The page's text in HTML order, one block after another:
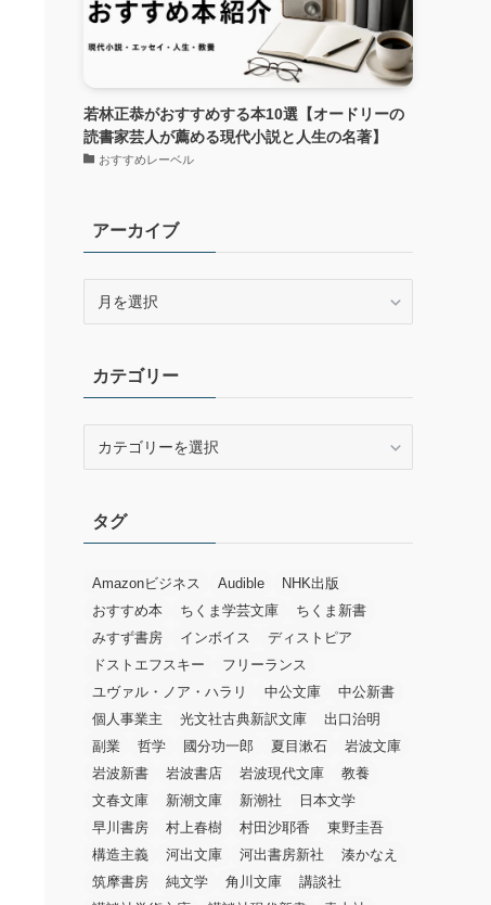
若林正恭がおすすめする本10選【オードリーの
読書家芸人が薦める現代小説と人生の名著】
おすすめレーベル
アーカイブ
ブカテゴリー
ータグ
Amazonビジネス Audible
NHK出版
おすすめ本
ちくま学芸文庫
ちくま新書
みすず書房
インボイス
ディストピア
ドストエフスキー
フリーランス
ユヴァル・ノア・ハラリ
中公文庫
中公新書
個人事業主
光文社古典新訳文庫
出口治明
副業
哲学 國分功一郎 夏目漱石
岩波文庫
岩波新書
岩波書店 岩波現代文庫
教養
文春文庫
新潮文庫 新潮社
日本文学
早川書房
村上春樹 村田沙耶香
東野圭吾
構造主義
河出文庫 河出書房新社
湊かなえ
筑摩書房
純文学 角川文庫
講談社